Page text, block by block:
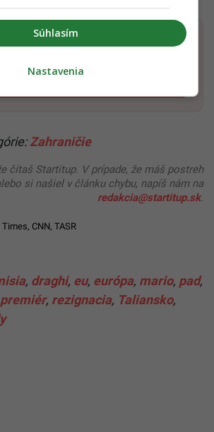
do svojich Google odporúčaní
Pridať ako preferovaný zdroj
Zahraničie
čítaš Startitup. V prípade, že máš postreh
si našiel v článku chybu, napíš nám na
redakcia@startitup.sk.
Times, CNN, TASR
, draghi, eu, európa, mario, pad,
premiér, rezignacia, Taliansko,
Súhlasím
Nastavenia